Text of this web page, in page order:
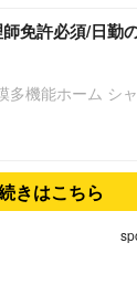
免許必須/日勤
多機能ホーム シ
きはこちら